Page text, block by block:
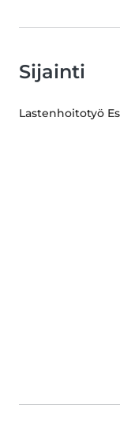
Sijainti
Lastenhoitotyö